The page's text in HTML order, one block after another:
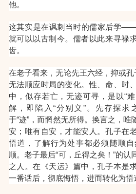
他。
这其实是在讽刺当时的儒家后学——
就可以以古制今。儒者以此来寻禄
齿。
在老子看来，无论先王六经，抑或孔
无法顺应时局的变化。性、命、时
中，似存若亡，无迹可寻，是以“难
解，即陷入“分别义”。先存探求
于“迹”，而惘然无所得。换言之，唯
安；唯有自安，才能安人。 孔子在
悟道，了解行为处事都必须随顺
顺。老子最后“可，丘得之矣！”的认
之人。在《天运》篇中，孔子本是
一番话后，彻底悔悟，进而转化为悟